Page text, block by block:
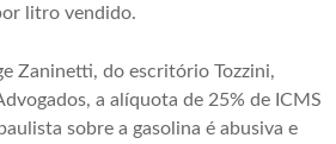
litro vendido.
Zaninetti, do escritório Tozzini,
a alíquota de 25% de ICMS
sobre a gasolina é abusiva e